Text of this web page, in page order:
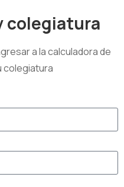
colegiatura
a la calculadora de
colegiatura